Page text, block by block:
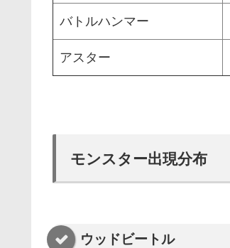
バトルハンマー
アスター
モンスター出現分布
ウッドビートル